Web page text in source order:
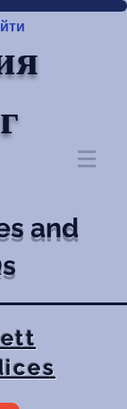
and